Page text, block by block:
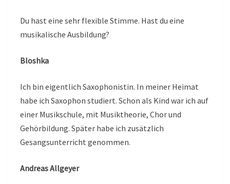
Du hast eine sehr flexible Stimme. Hast du eine
musikalische Ausbildung?
Bloshka
Ich bin eigentlich Saxophonistin. In meiner Heimat
habe ich Saxophon studiert. Schon als Kind war ich auf
einer Musikschule, mit Musiktheorie, Chor und
Gehörbildung. Später habe ich zusätzlich
Gesangsunterricht genommen.
Andreas Allgeyer